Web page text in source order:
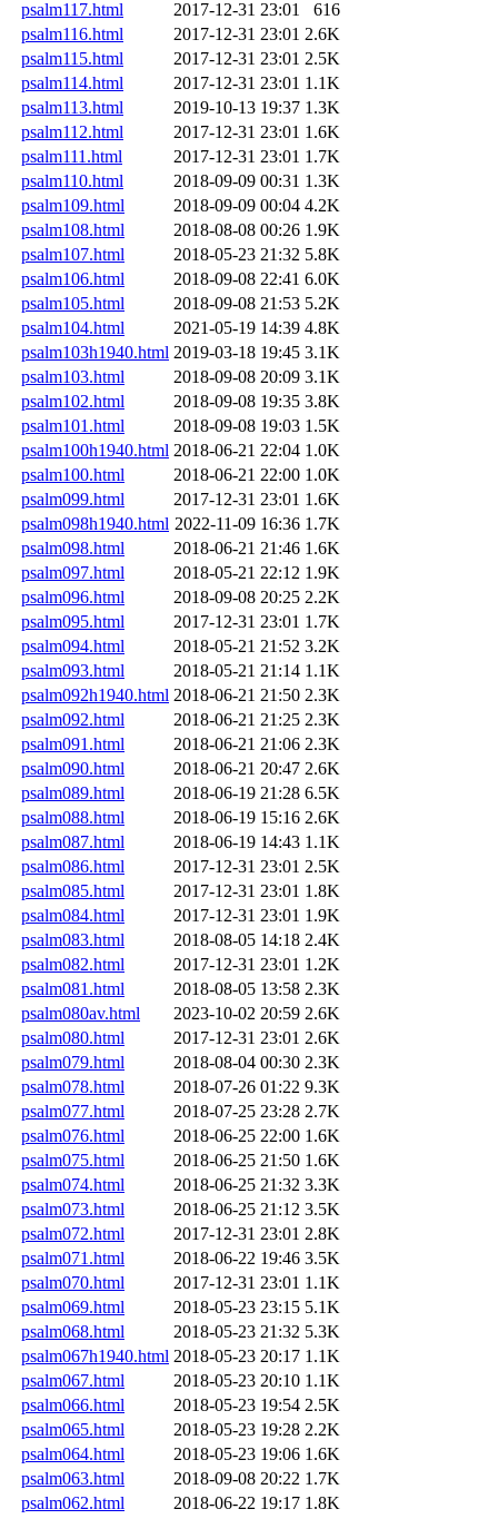
psalm117.html
2017-12-31 23:01
616
psalm116.html
2017-12-31 23:01 2.6K
psalm115.html
2017-12-31 23:01 2.5K
psalm114.html
2017-12-31 23:01 1.1K
psalm113.html
2019-10-13 19:37 1.3K
psalm112.html
2017-12-31 23:01 1.6K
psalm111.html
2017-12-31 23:01 1.7K
psalm110.html
2018-09-09 00:31 1.3K
psalm109.html
2018-09-09 00:04 4.2K
psalm108.html
2018-08-08 00:26 1.9K
psalm107.html
2018-05-23 21:32 5.8K
psalm106.html
2018-09-08 22:41 6.0K
psalm105.html
2018-09-08 21:53 5.2K
psalm104.html
2021-05-19 14:39 4.8K
psalm103h1940.html 2019-03-18 19:45 3.1K
psalm103.html
2018-09-08 20:09 3.1K
psalm102.html
2018-09-08 19:35 3.8K
psalm101.html
2018-09-08 19:03 1.5K
psalm100h1940.html 2018-06-21 22:04 1.0K
psalm100.html
2018-06-21 22:00 1.0K
psalm099.html
2017-12-31 23:01 1.6K
psalm098h1940.html 2022-11-09 16:36 1.7K
psalm098.html
2018-06-21 21:46 1.6K
psalm097.html
2018-05-21 22:12 1.9K
psalm096.html
2018-09-08 20:25 2.2K
psalm095.html
2017-12-31 23:01 1.7K
psalm094.html
2018-05-21 21:52 3.2K
psalm093.html
2018-05-21 21:14 1.1K
psalm092h1940.html 2018-06-21 21:50 2.3K
psalm092.html
2018-06-21 21:25 2.3K
psalm091.html
2018-06-21 21:06 2.3K
psalm090.html
2018-06-21 20:47 2.6K
psalm089.html
2018-06-19 21:28 6.5K
psalm088.html
2018-06-19 15:16 2.6K
psalm087.html
2018-06-19 14:43 1.1K
psalm086.html
2017-12-31 23:01 2.5K
psalm085.html
2017-12-31 23:01 1.8K
psalm084.html
2017-12-31 23:01 1.9K
psalm083.html
2018-08-05 14:18 2.4K
psalm082.html
2017-12-31 23:01 1.2K
psalm081.html
2018-08-05 13:58 2.3K
psalm080av.html
2023-10-02 20:59 2.6K
psalm080.html
2017-12-31 23:01 2.6K
psalm079.html
2018-08-04 00:30 2.3K
psalm078.html
2018-07-26 01:22 9.3K
psalm077.html
2018-07-25 23:28 2.7K
psalm076.html
2018-06-25 22:00 1.6K
psalm075.html
2018-06-25 21:50 1.6K
psalm074.html
2018-06-25 21:32 3.3K
psalm073.html
2018-06-25 21:12 3.5K
psalm072.html
2017-12-31 23:01 2.8K
psalm071.html
2018-06-22 19:46 3.5K
psalm070.html
2017-12-31 23:01 1.1K
psalm069.html
2018-05-23 23:15 5.1K
psalm068.html
2018-05-23 21:32 5.3K
psalm067h1940.html 2018-05-23 20:17 1.1K
psalm067.html
2018-05-23 20:10 1.1K
psalm066.html
2018-05-23 19:54 2.5K
psalm065.html
2018-05-23 19:28 2.2K
psalm064.html
2018-05-23 19:06 1.6K
psalm063.html
2018-09-08 20:22 1.7K
psalm062.html
2018-06-22 19:17 1.8K